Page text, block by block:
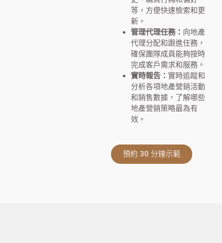
等，方便快速檢索和更
新。
管理代理任務： 向地產
代理分配和跟進任務，
確保團隊成員能夠按時
完成客戶需求和服務。
實時報告： 實時追蹤和
分析各項地產營銷活動
和銷售數據，了解哪些
地產營銷策略最為有
效。
預約 30 分鐘示範